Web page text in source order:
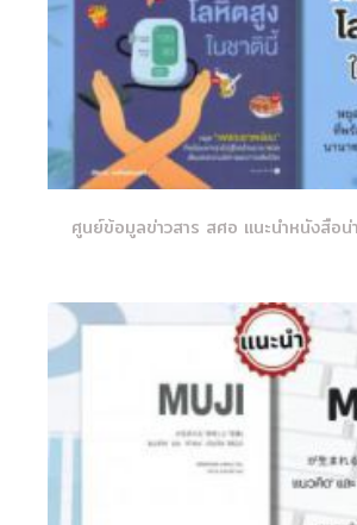
ศูนย์ข้อมูลข่าวสาร สศอ แนะนำหนังสือน่